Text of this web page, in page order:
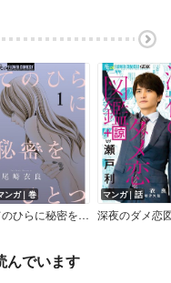
ンガ｜巻
てのひらに秘密をひとつ
マンガ｜話
んでいます